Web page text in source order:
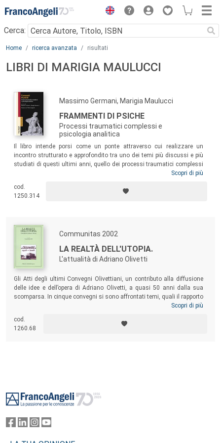
Menu
Cerca:
Main content
Home ricerca avanzata risultati
LIBRI DI MARIGIA MAULUCCI
Massimo Germani, Marigia Maulucci
FRAMMENTI DI PSICHE
Processi traumatici complessi e
psicologia analitica
Il libro intende porsi come un ponte attraverso cui realizzare un
incontro strutturato e approfondito tra uno dei temi più discussi e più
studiati di questi ultimi anni, quello dei processi traumatici complessi
e la Psicologia Analitica. Un incontro fin qui mai affrontato
corpus
teorico junghiano, dei concetti di dissociazione psichica e dei
complessi autonomi a tonalità affettiva.
Scopri di più
cod.
1250.314
Communitas 2002
LA REALTÀ DELL'UTOPIA.
L'attualità di Adriano Olivetti
Gli Atti degli ultimi Convegni Olivettiani, un contributo alla diffusione
delle idee e dell’opera di Adriano Olivetti, a quasi 50 anni dalla sua
scomparsa. In cinque convegni si sono affrontati temi, quali il rapporto
tra Nuova Industrializzazione e Mezzogiorno, le Sfide dell’Innovazione,
Cultura, Impresa e Politica, che hanno messo in evidenza come la
figura dell’imprenditore sia stata anticipatrice dei grandi temi del 2000.
Scopri di più
cod.
1260.68